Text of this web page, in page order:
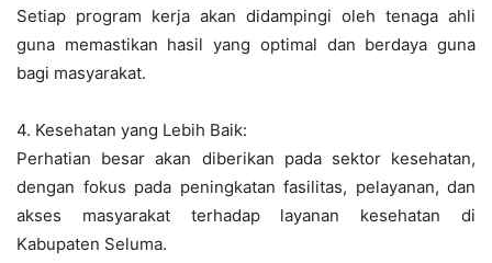
Setiap program kerja akan didampingi oleh tenaga ahli
guna memastikan hasil yang optimal dan berdaya guna
bagi masyarakat.
4. Kesehatan yang Lebih Baik:
Perhatian besar akan diberikan pada sektor kesehatan,
dengan fokus pada peningkatan fasilitas, pelayanan, dan
akses masyarakat terhadap layanan kesehatan di
Kabupaten Seluma.